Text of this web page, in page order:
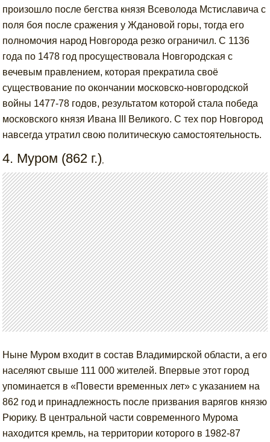
произошло после бегства князя Всеволода Мстиславича с
поля боя после сражения у Ждановой горы, тогда его
полномочия народ Новгорода резко ограничил. С 1136
года по 1478 год просуществовала Новгородская с
вечевым правлением, которая прекратила своё
существование по окончании московско-новгородской
войны 1477-78 годов, результатом которой стала победа
московского князя Ивана III Великого. С тех пор Новгород
навсегда утратил свою политическую самостоятельность.
4. Муром (862 г.),
Ныне Муром входит в состав Владимирской области, а его
населяют свыше 111 000 жителей. Впервые этот город
упоминается в «Повести временных лет» с указанием на
862 год и принадлежность после призвания варягов князю
Рюрику. В центральной части современного Мурома
находится кремль, на территории которого в 1982-87